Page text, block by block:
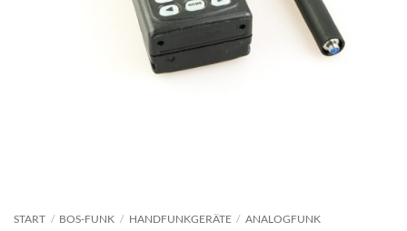
START / BOS-FUNK / HANDFUNKGERÄTE / ANALOGFUNK